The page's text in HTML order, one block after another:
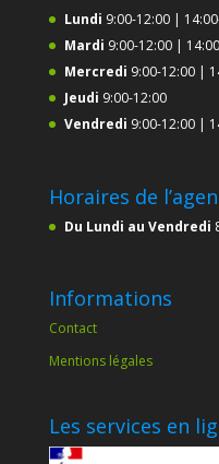
Lundi 9:00-12:00 |
Mardi 9:00-12:00 |
Mercredi 9:00-12:00 |
Jeudi 9:00-12:00
Vendredi 9:00-12:00 |
Horaires de
Du Lundi au Vendredi
Informations
Contact
Mentions légales
Les services en